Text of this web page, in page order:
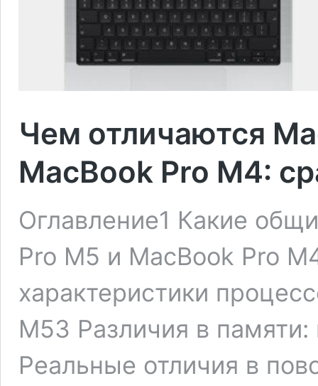
Чем отличаются
MacBook Pro M4:
Оглавление1 Какие
Pro M5 и MacBook Pro
характеристики
M53 Различия в
Реальные отличия в